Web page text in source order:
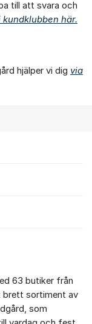
till att svara och
kundklubben här.
hjälper vi dig via
63 butiker från
brett sortiment av
som